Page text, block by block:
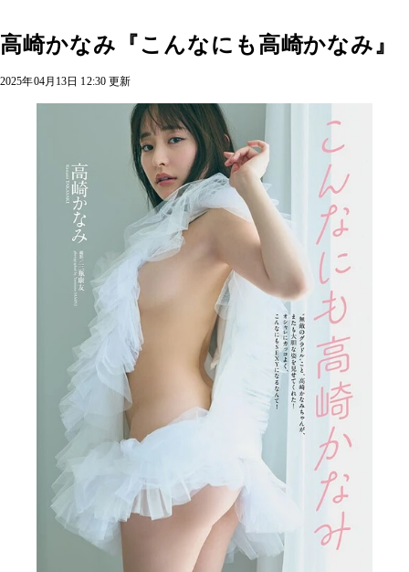
高崎かなみ『こんなにも高崎かなみ』
2025年04月13日 12:30 更新